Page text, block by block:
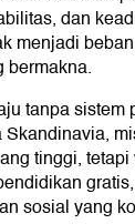
dan
menjadi
bermakna.
tanpa sistem
tinggi,
sosial yang